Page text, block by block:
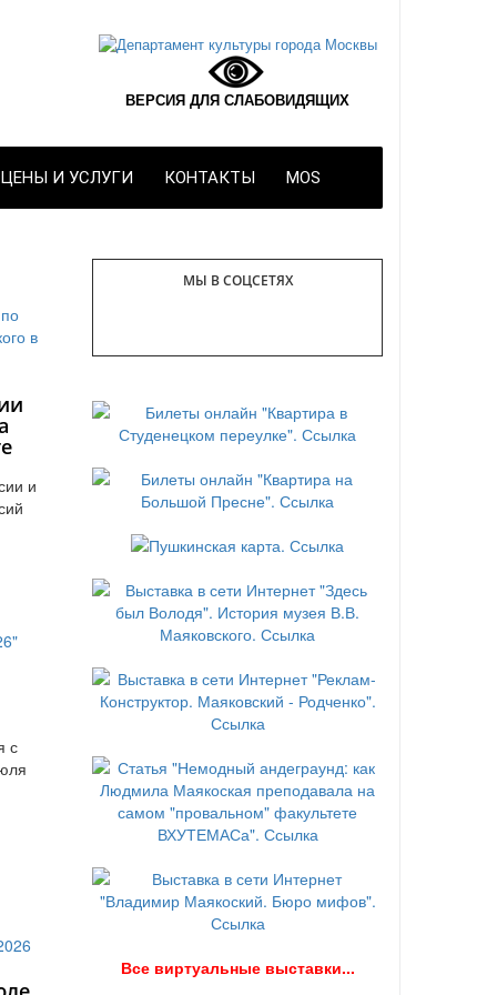
ВЕРСИЯ ДЛЯ СЛАБОВИДЯЩИХ
ЦЕНЫ И УСЛУГИ КОНТАКТЫ MOS
и
с
МЫ В СОЦСЕТЯХ
Все виртуальные выставки...